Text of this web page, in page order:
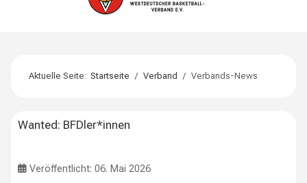
Aktuelle Seite:Startseite Verband Verbands-News
Wanted: BFDler*innen
Veröffentlicht: 06. Mai 2026